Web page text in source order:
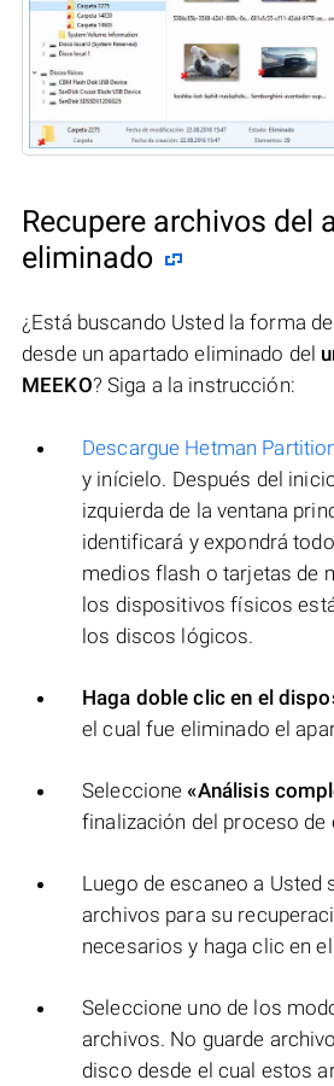
Recupere archivos del
eliminado
¿Está buscando Usted la forma
desde un apartado eliminado del
MEEKO? Siga a la instrucción:
Descargue Hetman
y inícielo. Después del
izquierda de la ventana
identificará y expondrá
medios flash o tarjetas de
los dispositivos físicos
los discos lógicos.
Haga doble clic en el
el cual fue eliminado el
Seleccione«Análisis
finalización del proceso de
Luego de escaneo a Usted
archivos para su
necesarios y haga clic en
Seleccione uno de los
archivos. No guarde
disco desde el cual estos